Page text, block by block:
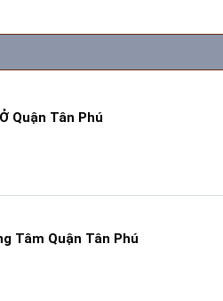
Quận Tân Phú
Tâm Quận Tân Phú